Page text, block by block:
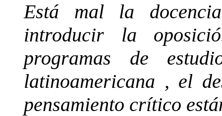
Está mal la
introducir la
programas de
latinoamericana , el
pensamiento crítico